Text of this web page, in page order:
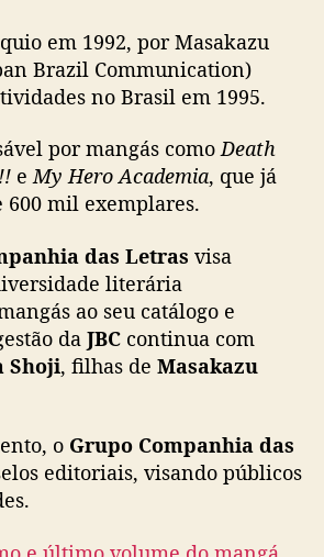
r
u
p
C
o
m
p
a
n
h
i
a
d
L
e
em 1992, por Masakazu
Brazil Communication)
no Brasil em 1995.
por mangás comoDeath
e My Hero Academia, que já
600 mil exemplares.
das Letras visa
literária
ao seu catálogo e
da JBC continua com
Shoji, filhas de Masakazu
o Grupo Companhia das
editoriais, visando públicos